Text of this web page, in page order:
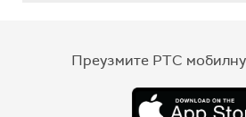
Преузмите РТС мобилну